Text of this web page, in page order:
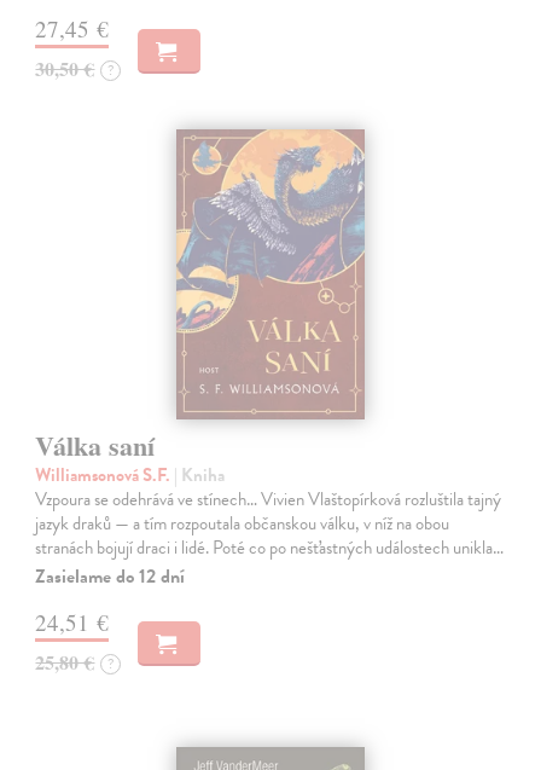
27,45 €
30,50 € ?
Válka saní
Williamsonová S.F. | Kniha
Vzpoura se odehrává ve stínech… Vivien Vlaštopírková rozluštila tajný
jazyk draků — a tím rozpoutala občanskou válku, v níž na obou
stranách bojují draci i lidé. Poté co po nešťastných událostech unikla…
Zasielame do 12 dní
24,51 €
25,80 € ?